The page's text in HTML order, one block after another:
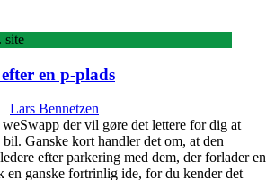
site
en p-plads
Lars Bennetzen
der vil gøre det lettere for dig at
Ganske kort handler det om, at den
efter parkering med dem, der forlader en
en ganske fortrinlig ide, for du kender det